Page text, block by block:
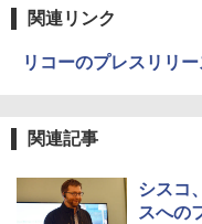
関連リンク
リコーのプレスリリー
関連記事
シスコ
スへの